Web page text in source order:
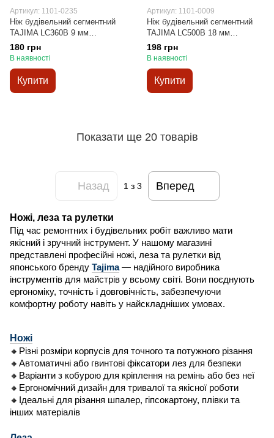
Артикул: 1101-0235
Ніж будівельний сегментний
TAJIMA LC360B 9 мм
автоматичний фіксатор GRI
360
180 грн
В наявності
Купити
Артикул: 1101-0009
Ніж будівельний сегментний
TAJIMA LC500B 18 мм
автоматичний фіксатор
198 грн
В наявності
Купити
Показати ще 20 товарів
Назад 1 з 3 Вперед
Ножі, леза та рулетки
Під час ремонтних і будівельних робіт важливо мати
якісний і зручний інструмент. У нашому магазині
представлені професійні ножі, леза та рулетки від
японського бренду Tajima— надійного виробника
інструментів для майстрів у всьому світі. Вони поєднують
ергономіку, точність і довговічність, забезпечуючи
комфортну роботу навіть у найскладніших умовах.
Ножі
🔸Різні розміри корпусів для точного та потужного різання
🔸Автоматичні або гвинтові фіксатори лез для безпеки
🔸Варіанти з кобурою для кріплення на ремінь або без неї
🔸Ергономічний дизайн для тривалої та якісної роботи
🔸Ідеальні для різання шпалер, гіпсокартону, плівки та
інших матеріалів